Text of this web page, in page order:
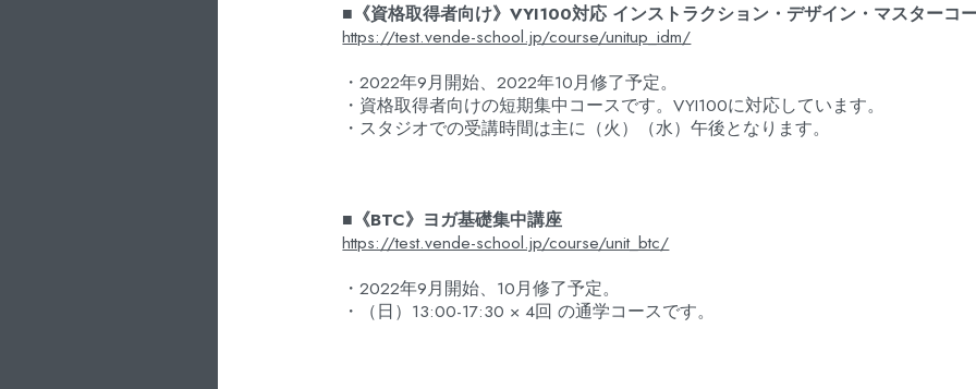
■《資格取得者向け》VYI100対応 インストラクション・デザイン・マスターコ
https://test.vende-school.jp/course/unitup_idm/
・2022年9月開始、2022年10月修了予定。
・資格取得者向けの短期集中コースです。VYI100に対応しています。
・スタジオでの受講時間は主に（火）（水）午後となります。
■《BTC》ヨガ基礎集中講座
https://test.vende-school.jp/course/unit_btc/
・2022年9月開始、10月修了予定。
・（日）13:00-17:30 × 4回 の通学コースです。